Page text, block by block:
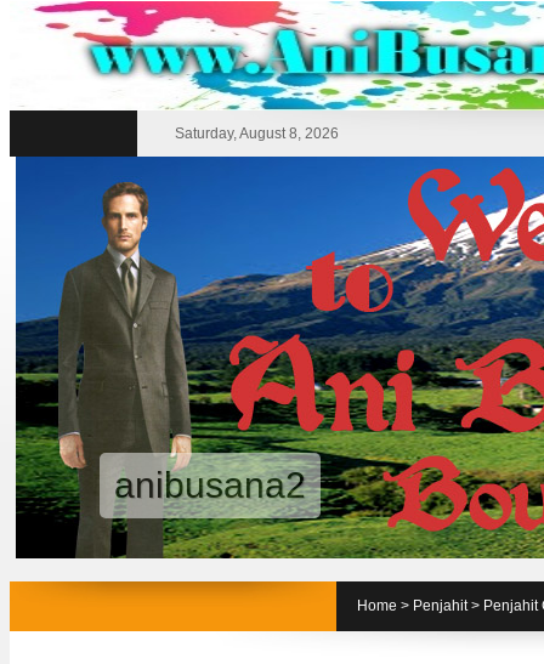
Saturday, August 8, 2026
Home > Penjahit> Penjahit